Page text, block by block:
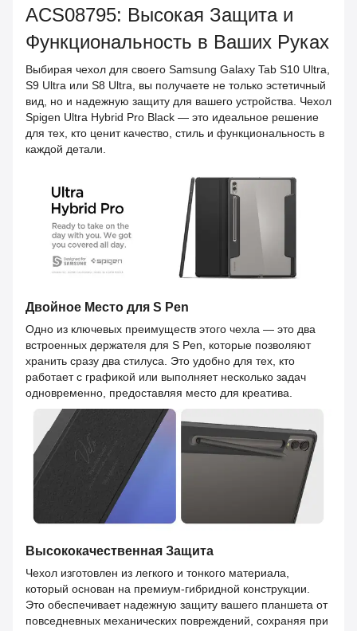
ACS08795: Высокая Защита и
Функциональность в Ваших Руках
Выбирая чехол для своего Samsung Galaxy Tab S10 Ultra,
S9 Ultra или S8 Ultra, вы получаете не только эстетичный
вид, но и надежную защиту для вашего устройства. Чехол
Spigen Ultra Hybrid Pro Black — это идеальное решение
для тех, кто ценит качество, стиль и функциональность в
каждой детали.
Двойное Место для S Pen
Одно из ключевых преимуществ этого чехла — это два
встроенных держателя для S Pen, которые позволяют
хранить сразу два стилуса. Это удобно для тех, кто
работает с графикой или выполняет несколько задач
одновременно, предоставляя место для креатива.
Высококачественная Защита
Чехол изготовлен из легкого и тонкого материала,
который основан на премиум-гибридной конструкции.
Это обеспечивает надежную защиту вашего планшета от
повседневных механических повреждений, сохраняя при